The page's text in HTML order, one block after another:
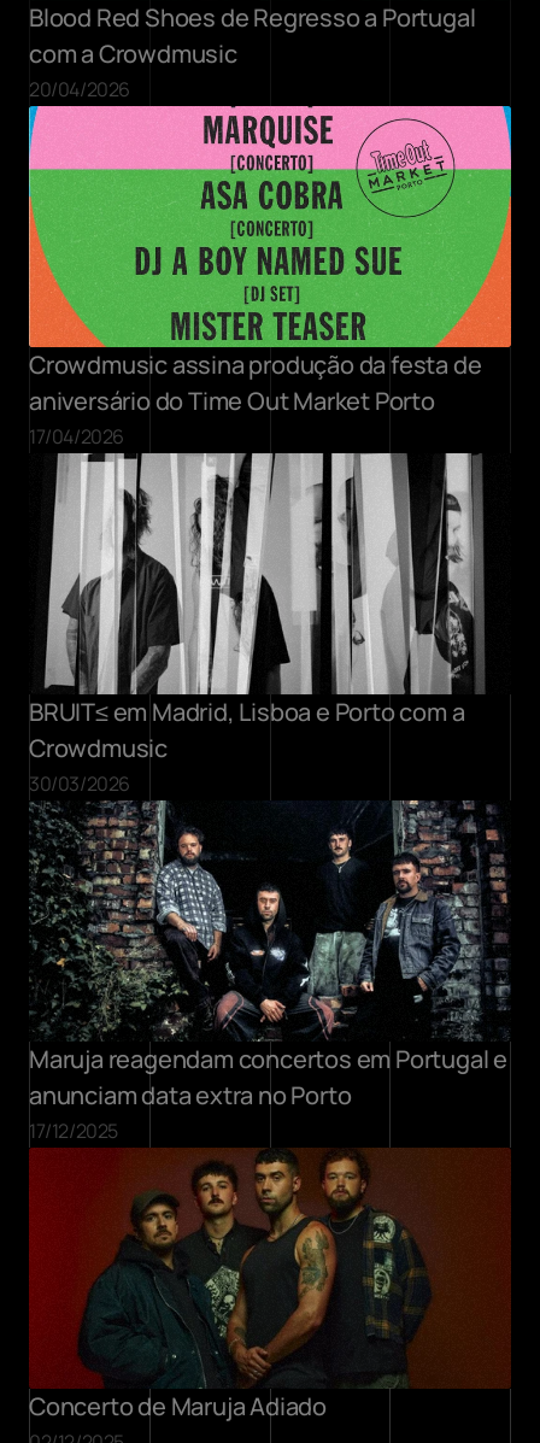
Blood Red Shoes de Regresso a Portugal
com a Crowdmusic
20/04/2026
Crowdmusic assina produção da festa de
aniversário do Time Out Market Porto
17/04/2026
BRUIT≤ em Madrid, Lisboa e Porto com a
Crowdmusic
30/03/2026
Maruja reagendam concertos em Portugal e
anunciam data extra no Porto
17/12/2025
Concerto de Maruja Adiado